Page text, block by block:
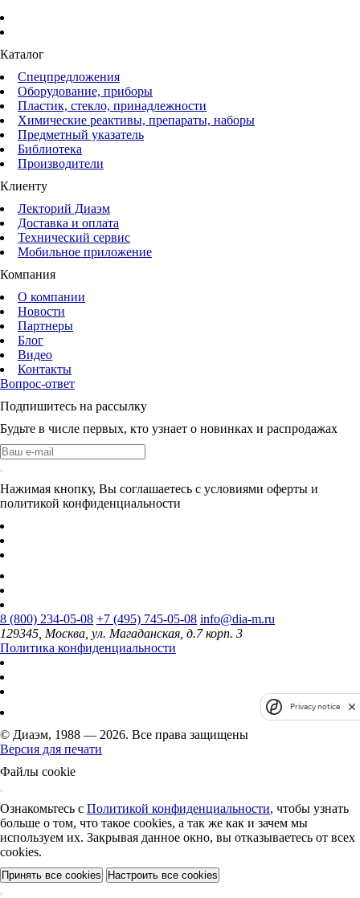
Каталог
Спецпредложения
Оборудование, приборы
Пластик, стекло, принадлежности
Химические реактивы, препараты, наборы
Предметный указатель
Библиотека
Производители
Клиенту
Лекторий Диаэм
Доставка и оплата
Технический сервис
Мобильное приложение
Компания
О компании
Новости
Партнеры
Блог
Видео
Контакты
Вопрос-ответ
Подпишитесь на рассылку
Будьте в числе первых, кто узнает о новинках и распродажах
Нажимая кнопку, Вы соглашаетесь с условиями оферты и
политикой конфиденциальности
8 (800) 234-05-08 +7 (495) 745-05-08 info@dia-m.ru
129345, Москва, ул. Магаданская, д.7 корп. 3
Политика конфиденциальности
© Диаэм, 1988 — 2026. Все права защищены
Версия для печати
Файлы cookie
Ознакомьтесь с Политикой конфиденциальности, чтобы узнать
больше о том, что такое cookies, а так же как и зачем мы
используем их. Закрывая данное окно, вы отказываетесь от всех
cookies.
Принять все cookies Настроить все cookies
Privacy notice